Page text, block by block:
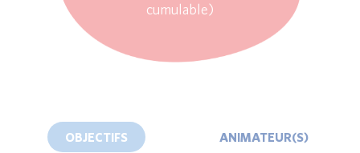
cumulable)
OBJECTIFS ANIMATEUR(S)